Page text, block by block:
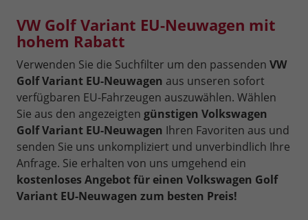
VW Golf Variant EU-Neuwagen mit
hohem Rabatt
Verwenden Sie die Suchfilter um den passenden VW
Golf Variant EU-Neuwagen aus unseren sofort
verfügbaren EU-Fahrzeugen auszuwählen. Wählen
Sie aus den angezeigten günstigen Volkswagen
Golf Variant EU-Neuwagen Ihren Favoriten aus und
senden Sie uns unkompliziert und unverbindlich Ihre
Anfrage. Sie erhalten von uns umgehend ein
kostenloses Angebot für einen Volkswagen Golf
Variant EU-Neuwagen zum besten Preis!